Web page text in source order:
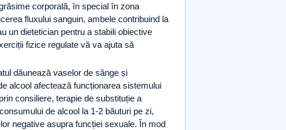
corporală, în special în zona
fluxului sanguin, ambele contribuind la
un dietetician pentru a stabili obiective
fizice regulate vă va ajuta să
dăunează vaselor de sânge și
alcool afectează funcționarea sistemului
consiliere, terapie de substituție a
de alcool la 1-2 băuturi pe zi,
negative asupra funcției sexuale. În mod